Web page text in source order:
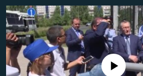
АРНАЙЫ ЖОБАЛАР
Русский
ЖАЗЫЛЫҢЫЗNo media source